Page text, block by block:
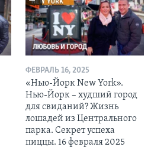
ФЕВРАЛЬ 16, 2025
«Нью-Йорк New York».
Нью-Йорк – худший город
для свиданий? Жизнь
лошадей из Центрального
парка. Секрет успеха
пиццы. 16 февраля 2025